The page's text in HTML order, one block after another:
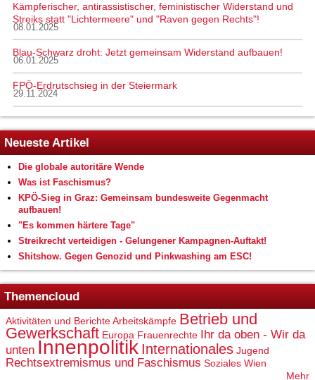
Kämpferischer, antirassistischer, feministischer Widerstand und
Streiks statt "Lichtermeere" und "Raven gegen Rechts"!
08.01.2025
Blau-Schwarz droht: Jetzt gemeinsam Widerstand aufbauen!
06.01.2025
FPÖ-Erdrutschsieg in der Steiermark
29.11.2024
Neueste Artikel
Die globale autoritäre Wende
Was ist Faschismus?
KPÖ-Sieg in Graz: Gemeinsam bundesweite Gegenmacht
aufbauen!
"Es kommen härtere Tage"
Streikrecht verteidigen - Gelungener Kampagnen-Auftakt!
Shitshow. Gegen Genozid und Pinkwashing am ESC!
Themencloud
Aktivitäten und BerichteArbeitskämpfe Betrieb und
Gewerkschaft Europa Frauenrechte Ihr da oben - Wir da
unten Innenpolitik Internationales Jugend
Rechtsextremismus und Faschismus Soziales Wien
Mehr